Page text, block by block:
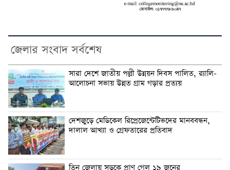
জেলার সংবাদ সর্বশেষ
সারা দেশে জাতীয় পল্লী উন্নয়ন দিবস পালিত, র‍্যালি-
আলোচনা সভায় উন্নত গ্রাম গড়ার প্রত্যয়
দেশজুড়ে মেডিকেল রিপ্রেজেন্টেটিভদের মানববন্ধন,
দালাল আখ্যা ও গ্রেফতারের প্রতিবাদ